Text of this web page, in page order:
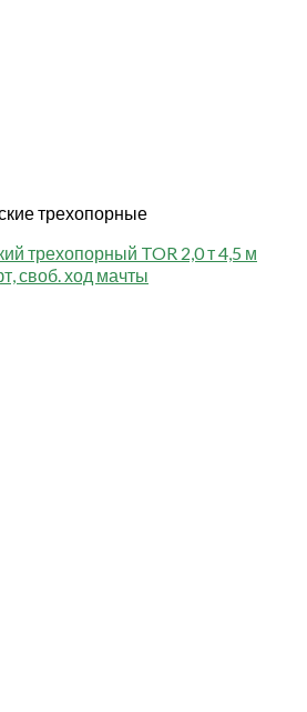
трехопорные
трехопорный TOR 2,0 т 4,5 м
своб. ход мачты